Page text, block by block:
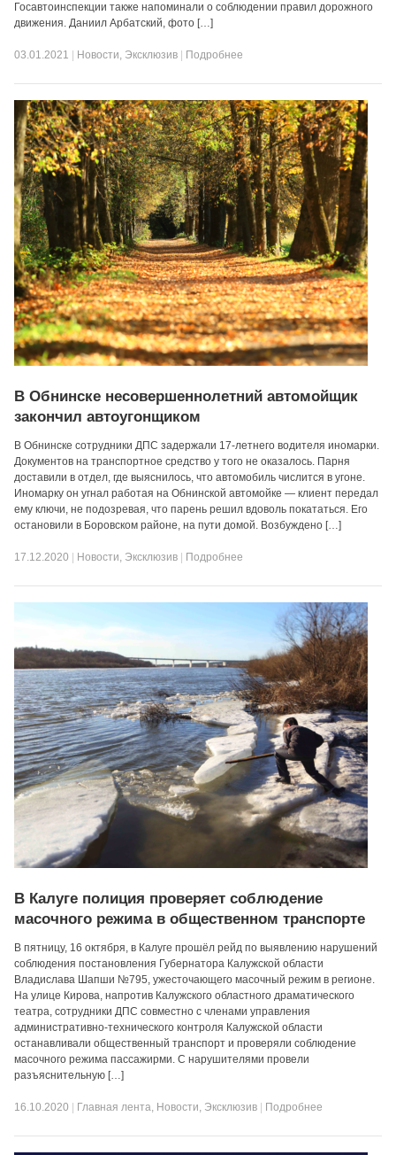
Госавтоинспекции также напоминали о соблюдении правил дорожного
движения. Даниил Арбатский, фото […]
03.01.2021 Новости, Эксклюзив Подробнее
В Обнинске несовершеннолетний автомойщик
закончил автоугонщиком
В Обнинске сотрудники ДПС задержали 17-летнего водителя иномарки.
Документов на транспортное средство у того не оказалось. Парня
доставили в отдел, где выяснилось, что автомобиль числится в угоне.
Иномарку он угнал работая на Обнинской автомойке — клиент передал
ему ключи, не подозревая, что парень решил вдоволь покататься. Его
остановили в Боровском районе, на пути домой. Возбуждено […]
17.12.2020 Новости, Эксклюзив Подробнее
В Калуге полиция проверяет соблюдение
масочного режима в общественном транспорте
В пятницу, 16 октября, в Калуге прошёл рейд по выявлению нарушений
соблюдения постановления Губернатора Калужской области
Владислава Шапши №795, ужесточающего масочный режим в регионе.
На улице Кирова, напротив Калужского областного драматического
театра, сотрудники ДПС совместно с членами управления
административно-технического контроля Калужской области
останавливали общественный транспорт и проверяли соблюдение
масочного режима пассажирми. С нарушителями провели
разъяснительную […]
16.10.2020 Главная лента, Новости, Эксклюзив Подробнее